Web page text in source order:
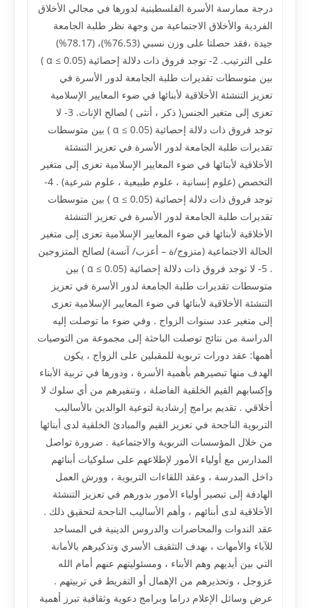
درجة ممارسة الأسرة الفلسطينية لدورها في مجالي الأخلاق
الفردية والأخلاق الاجتماعية من وجهة نظر طلبة الجامعة
جيدة ،فقد حصلتا على وزن نسبي (76.53%)، (78.17%)
على الترتيب. 2- توجد فروق ذات دلالة إحصائية (α ≤ 0.05 )
بين متوسطات تقديرات طلبة الجامعة لدور الأسرة في
تعزيز التنشئة الأخلاقية لأبنائها في ضوء المعايير الإسلامية
تعزى إلى متغير الجنس( ذكر ، أنثى ) لصالح الإناث. 3- لا
توجد فروق ذات دلالة إحصائية (α ≤ 0.05 ) بين متوسطات
تقديرات طلبة الجامعة لدور الأسرة في تعزيز التنشئة
الأخلاقية لأبنائها في ضوء المعايير الإسلامية تعزى إلى متغير
التخصص (علوم إنسانية ، علوم طبيعية ، علوم شرعية) . 4-
توجد فروق ذات دلالة إحصائية (α ≤ 0.05 ) بين متوسطات
تقديرات طلبة الجامعة لدور الأسرة في تعزيز التنشئة
الأخلاقية لأبنائها في ضوء المعايير الإسلامية تعزى إلى متغير
الحالة الاجتماعية (متزوج/ة – أعزب/ آنسة) لصالح المتزوجين
. 5- لا توجد فروق ذات دلالة إحصائية (α ≤ 0.05 ) بين
متوسطات تقديرات طلبة الجامعة لدور الأسرة في تعزيز
التنشئة الأخلاقية لأبنائها في ضوء المعايير الإسلامية تعزى
إلى متغير عدد سنوات الزواج . وفي ضوء ما توصلت إليه
الدراسة من نتائج توصلت الباحثة إلى مجموعة من التوصيات
أهمها: عقد دورات تربوية للمقبلين على الزواج ، يكون
الهدف منها تبصيرهم بأهمية الأسرة ، ودورها في تربية الأبناء
وإكسابهم القيم الخلقية الفاضلة ، وتنفيرهم من أي سلوك لا
أخلاقي . تقديم برامج إرشادية لتوعية الوالدين بالأساليب
التربوية الناجحة في تعزيز القيم والمبادئ الخلقية لدى أبنائها
من خلال المؤسسات التربوية والاجتماعية . ضرورة تواصل
المدارس مع أولياء الأمور لإطلاعهم على سلوكيات أبنائهم
داخل المدرسة ، وعقد اللقاءات التربوية ، وورش العمل
الهادفة إلى تبصير أولياء الأمور بدورهم في تعزيز التنشئة
الأخلاقية لدى أبنائهم ، وأهم الأساليب الناجحة لتحقيق ذلك .
عقد الندوات والمحاضرات والدروس الدينية في المساجد
للآباء والأمهات ، بهدف التثقيف الأسري وتذكيرهم بالأمانة
التي بين أيديهم وهم الأبناء ، ومسئوليتهم عنهم أمام الله
عزوجل ، وتحذيرهم من الإهمال أو التفريط في تربيتهم .
عرض وسائل الإعلام دراما وبرامج دعوية وثقافية تبرز أهمية